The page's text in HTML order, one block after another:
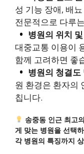
성 기능 장애, 배
전문적으로 다루
병원의 위치
대중교통 이용이
함께 고려하면 좋
병원의 청결도
원 환경은 환자의
칩니다.
송중동 인근 최고
게 맞는 병원을 선택
각 병원의 특징까지